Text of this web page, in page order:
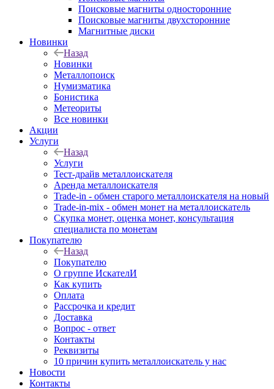
Поисковые магниты односторонние
Поисковые магниты двухсторонние
Магнитные диски
Новинки
Назад
Новинки
Металлопоиск
Нумизматика
Бонистика
Метеориты
Все новинки
Акции
Услуги
Назад
Услуги
Тест-драйв металлоискателя
Аренда металлоискателя
Trade-in - обмен старого металлоискателя на новый
Trade-in-mix - обмен монет на металлоискатель
Скупка монет, оценка монет, консультация
специалиста по монетам
Покупателю
Назад
Покупателю
О группе ИскателИ
Как купить
Оплата
Рассрочка и кредит
Доставка
Вопрос - ответ
Контакты
Реквизиты
10 причин купить металлоискатель у нас
Новости
Контакты